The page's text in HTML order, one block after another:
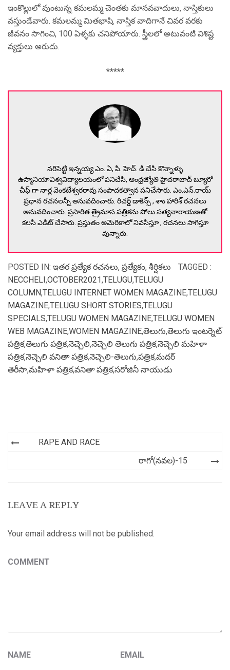
ఇంకొల్లులో వుంటున్న కమలమ్మ చెంతకు మానవవాదులు, నాస్తికులు
వస్తుండేవారు. కమలమ్మ మితభాషి. నాస్తిక వాదిగానే చివర వరకు
జీవనం సాగించి, 100 ఏళ్ళకు చనిపోయారు. స్త్రీలలో అటువంటి విశిష్ట
వ్యక్తులు అరుదు.
*****
నరిసెట్టి ఇన్నయ్య ఎం. ఏ, పి. హెచ్. డి చేసి కొన్నాళ్ళు
ఉస్మానియావిశ్వవిద్యాలయంలో పనిచేసి, ఆంధ్రజ్యోతి హైదరాబాద్ బ్యూరో
చీఫ్ గా నార్ల వెంకటేశ్వరరావు సంపాదకత్వాన పనిచేసారు. ఎం.ఎన్.రాయ్
ప్రధాన రచనలన్నీ అనువదించారు. రిచర్డ్ డాకిన్స్ , శాం హారిశ్ రచనలు
అనువదించారు. ప్రసారిత త్రైమాస పత్రికను పోలు సత్యనారాయణతో
కలసి ఎడిట్ చేసారు. ప్రస్తుతం అమెరికాలో నివసిస్తూ , రచనలు సాగిస్తూ
వున్నారు.
POSTED IN: ఇతర ప్రత్యేక రచనలు, ప్రత్యేకం, శీర్షికలు
TAGGED :
NECCHELI,OCTOBER2021,TELUGU,TELUGU
COLUMN,TELUGU INTERNET WOMEN MAGAZINE,TELUGU
MAGAZINE,TELUGU SHORT STORIES,TELUGU
SPECIALS,TELUGU WOMEN MAGAZINE,TELUGU WOMEN
WEB MAGAZINE,WOMEN MAGAZINE,తెలుగు,తెలుగు ఇంటర్నెట్
పత్రిక,తెలుగు పత్రిక,నెచ్చెలి,నెచ్చెలి తెలుగు పత్రిక,నెచ్చెలి మహిళా
పత్రిక,నెచ్చెలి వనితా పత్రిక,నెచ్చెలి-తెలుగు,పత్రిక,మదర్
తెరీసా,మహిళా పత్రిక,వనితా పత్రిక,సరోజినీ నాయుడు
Post
RAPE AND RACE
రాగో(నవల)-15
LEAVE A REPLY
Your email address will not be published.
COMMENT
NAME EMAIL